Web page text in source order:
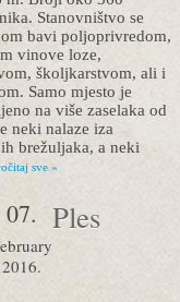
Stanovništvo se
bavi poljoprivredom,
vinove loze,
školjkarstvom, ali i
Samo mjesto je
na više zaselaka od
neki nalaze iza
brežuljaka, a neki
sve »
07.
2016.
Ples